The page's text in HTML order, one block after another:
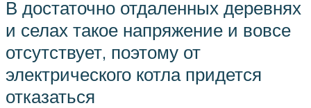
В достаточно отдаленных деревнях
и селах такое напряжение и вовсе
отсутствует, поэтому от
электрического котла придется
отказаться